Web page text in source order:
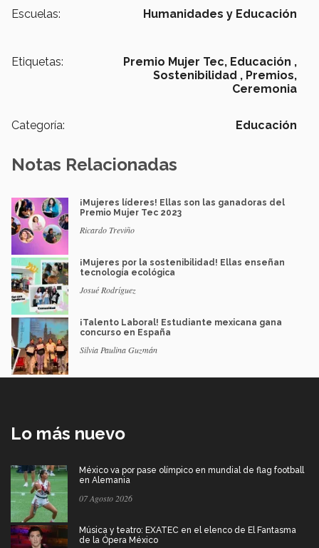
Escuelas: Humanidades y Educación
Etiquetas: Premio Mujer Tec, Educación ,
Sostenibilidad , Premios,
Ceremonia
Categoría: Educación
Notas Relacionadas
¡Mujeres líderes! Ellas son las ganadoras del
Premio Mujer Tec 2023
Ricardo Treviño
¡Mujeres por la sostenibilidad! Ellas enseñan
tecnología ecológica
Josué Rodríguez
¡Talento Laboral! Estudiante mexicana gana
concurso en España
Silvia Paulina Guzmán
Lo más nuevo
México va por pase olímpico en mundial de flag football
en Alemania
07 Agosto 2026
Música y teatro: EXATEC en el elenco de El Fantasma
de la Ópera México